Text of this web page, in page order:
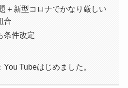
＋新型コロナでかなり厳しい
合
条件改定
You Tubeはじめました。